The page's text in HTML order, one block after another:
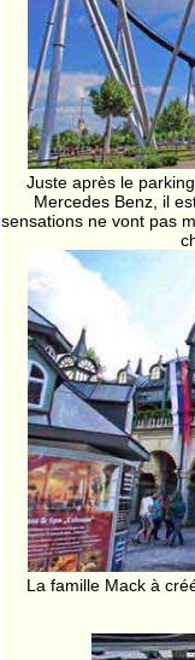
Juste après le
Mercedes Benz, il
sensations ne vont pas
La famille Mack à